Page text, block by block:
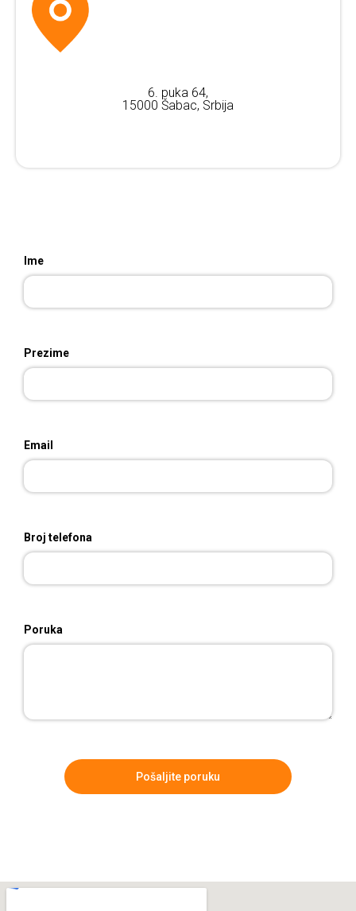
6. puka 64,
15000 Šabac, Srbija
Ime
Prezime
Email
Broj telefona
Poruka
Pošaljite poruku